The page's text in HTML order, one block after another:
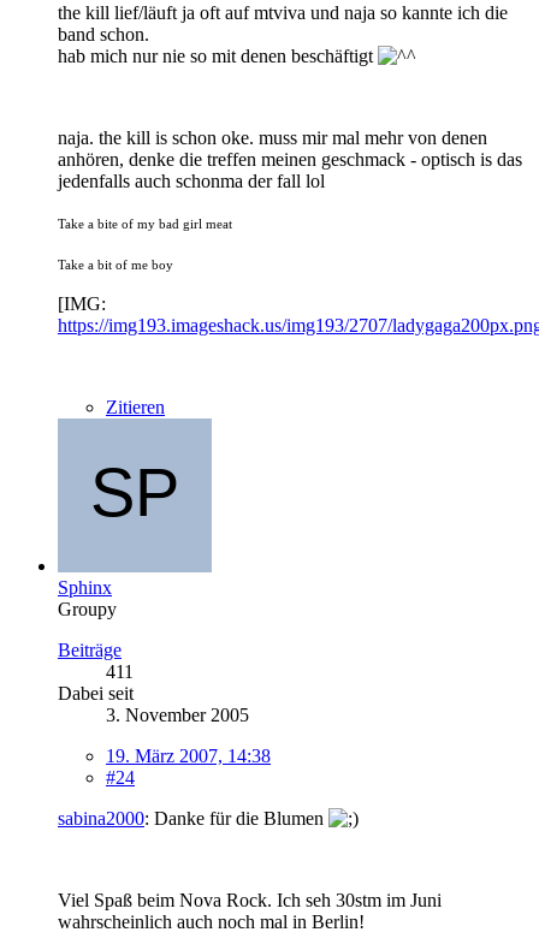
the kill lief/läuft ja oft auf mtviva und naja so kannte ich die
band schon.
hab mich nur nie so mit denen beschäftigt
naja. the kill is schon oke. muss mir mal mehr von denen
anhören, denke die treffen meinen geschmack - optisch is das
jedenfalls auch schonma der fall lol
Take a bite of my bad girl meat
Take a bit of me boy
[IMG:
https://img193.imageshack.us/img193/2707/
Zitieren
Sphinx
Groupy
Beiträge
411
Dabei seit
3. November 2005
19. März 2007, 14:38
#24
sabina2000: Danke für die Blumen
Viel Spaß beim Nova Rock. Ich seh 30stm im Juni
wahrscheinlich auch noch mal in Berlin!